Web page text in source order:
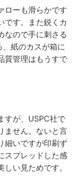
ローも滑らかです
です。また鋭くカ
なので手に刺さる
紙のカスが箱に
質管理はもうすで
すが、USPC社で
ません。ないと言
細いですが印刷ず
スプレッドした感
い見ためです。